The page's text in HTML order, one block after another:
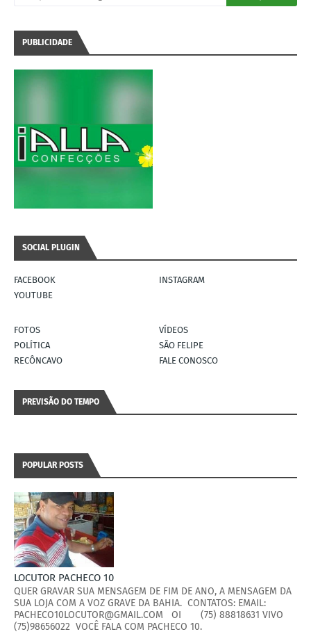
PUBLICIDADE
SOCIAL PLUGIN
FACEBOOK
INSTAGRAM
YOUTUBE
FOTOS
VÍDEOS
POLÍTICA
SÃO FELIPE
RECÔNCAVO
FALE CONOSCO
PREVISÃO DO TEMPO
POPULAR POSTS
LOCUTOR PACHECO 10
QUER GRAVAR SUA MENSAGEM DE FIM DE ANO, A MENSAGEM DA
SUA LOJA COM A VOZ GRAVE DA BAHIA. CONTATOS: EMAIL:
PACHECO10LOCUTOR@GMAIL.COM OI (75) 88818631 VIVO
(75)98656022 VOCÊ FALA COM PACHECO 10.